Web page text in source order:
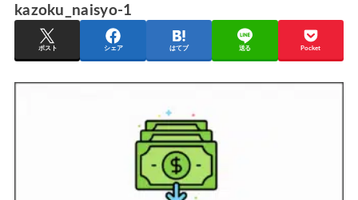
kazoku_naisyo-1
ポスト シェア はてブ 送る Pocket